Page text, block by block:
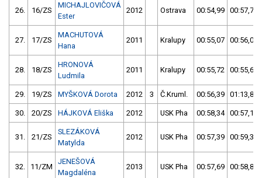
26. 16/ZS
MICHAJLOVIČOVÁ
Ester
2012 Ostrava 00:54,99 00:57,73
27. 17/ZS
MACHUTOVÁ
Hana
2011 Kralupy 00:55,07 00:56,00
28. 18/ZS
HRONOVÁ
Ludmila
2011 Kralupy 00:55,72 00:55,64
29. 19/ZS MYŠKOVÁ Dorota 2012 3 Č.Kruml. 00:56,39 01:13,88
30. 20/ZS HÁJKOVÁ Eliška 2012 USK Pha 00:58,34 00:57,19
31. 21/ZS
SLEZÁKOVÁ
Matylda
2012 USK Pha 00:57,39 00:59,37
32. 11/ZM
JENEŠOVÁ
Magdaléna
2013 USK Pha 00:57,69 00:58,87